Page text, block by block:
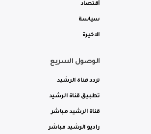
أقتصاد
سياسة
الاخيرة
الوصول السريع
تردد قناة الرشيد
تطبيق قناة الرشيد
قناة الرشيد مباشر
راديو الرشيد مباشر